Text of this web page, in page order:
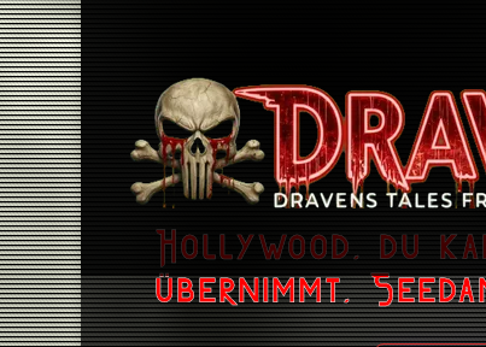
Hollywood, du
übernimmt,